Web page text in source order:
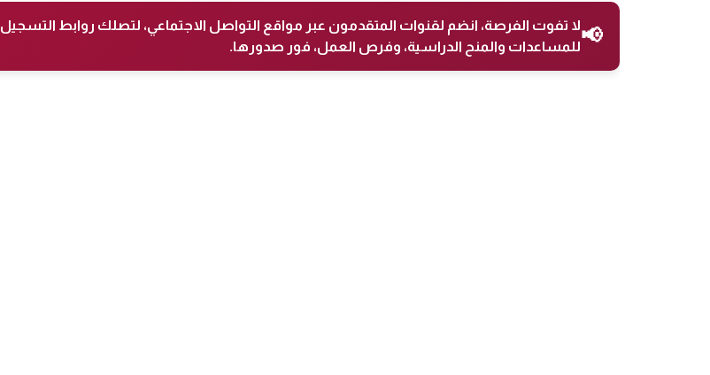
📢لا تفوت الفرصة، انضم لقنوات المتقدمون عبر مواقع التواصل الاجتماعي، لتصلك روابط التسجيل
للمساعدات والمنح الدراسية، وفرص العمل، فور صدورها.